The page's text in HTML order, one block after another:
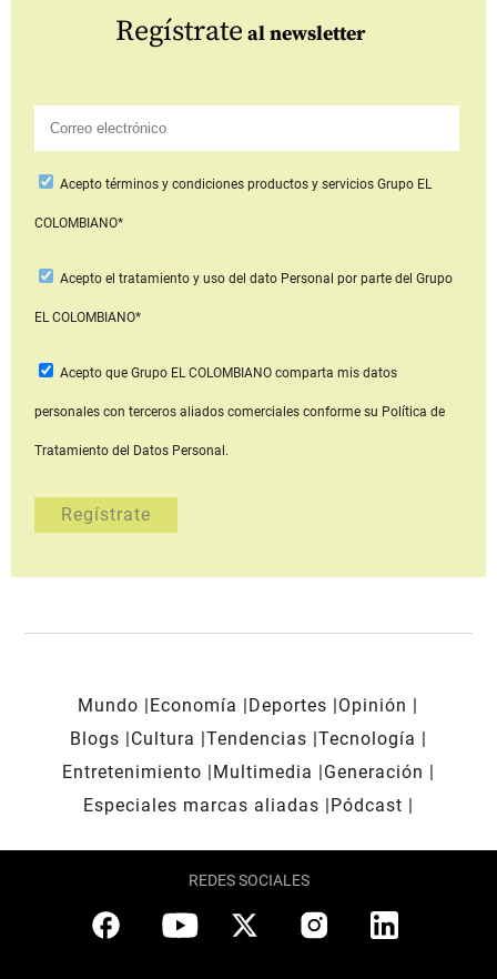
Regístrate al newsletter
Aceptotérminos y condiciones productos y serviciosGrupo EL
COLOMBIANO*
Acepto el tratamiento y uso del dato Personal por parte del Grupo
EL COLOMBIANO*
Acepto que Grupo EL COLOMBIANOcomparta mis datos
personales con terceros aliados comerciales conforme su Política de
Tratamiento del Datos Personal.
Mundo Economía Deportes
Opinión
Blogs
Cultura Tendencias Tecnología
Entretenimiento
Multimedia
Generación
Especiales marcas aliadas
Pódcast
REDES SOCIALES